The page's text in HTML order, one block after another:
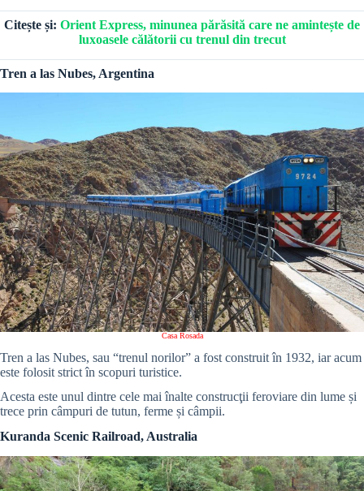
Citește și: Orient Express, minunea părăsită care ne amintește de
luxoasele călătorii cu trenul din trecut
Tren a las Nubes, Argentina
Casa Rosada
Tren a las Nubes, sau “trenul norilor” a fost construit în 1932, iar acum
este folosit strict în scopuri turistice.
Acesta este unul dintre cele mai înalte construcţii feroviare din lume și
trece prin câmpuri de tutun, ferme și câmpii.
Kuranda Scenic Railroad, Australia